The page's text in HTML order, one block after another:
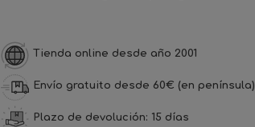
Tienda online desde año 2001
Envío gratuito desde 60€ (en península)
Plazo de devolución: 15 días